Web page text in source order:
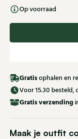
Op voorraad
Gratisophalen en
Voor 15.30
Gratisverzending
Maak je outfit